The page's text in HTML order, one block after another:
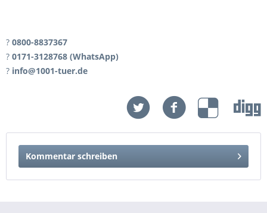
? 0800-8837367
? 0171-3128768 (WhatsApp)
? info@1001-tuer.de
Kommentar schreiben